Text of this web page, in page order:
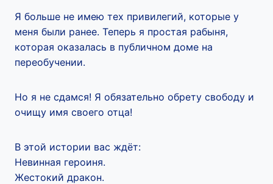
Я больше не имею тех привилегий, которые у
меня были ранее. Теперь я простая рабыня,
которая оказалась в публичном доме на
переобучении.
Но я не сдамся! Я обязательно обрету свободу и
очищу имя своего отца!
В этой истории вас ждёт:
Невинная героиня.
Жестокий дракон.